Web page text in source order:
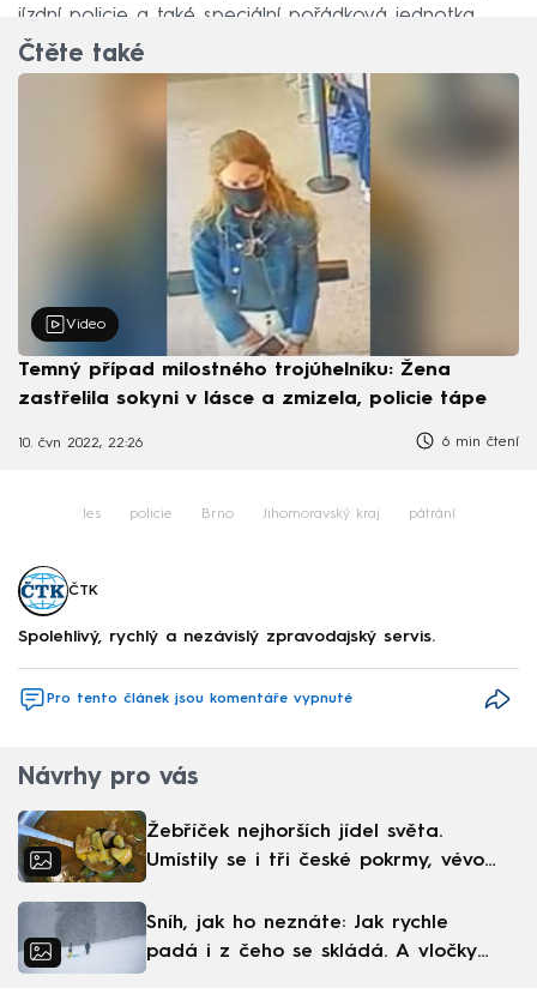
jízdní policie a také speciální pořádková jednotka.
Čtěte také
Video
Temný případ milostného trojúhelníku: Žena
zastřelila sokyni v lásce a zmizela, policie tápe
10. čvn 2022, 22:26 6 min čtení
les policie Brno Jihomoravský kraj pátrání
ČTK
Spolehlivý, rychlý a nezávislý zpravodajský servis.
Pro tento článek jsou komentáře vypnuté
Návrhy pro vás
Žebříček nejhorších jídel světa.
Umístily se i tři české pokrmy, vévodí
Sníh, jak ho neznáte: Jak rychle
padá i z čeho se skládá. A vločky